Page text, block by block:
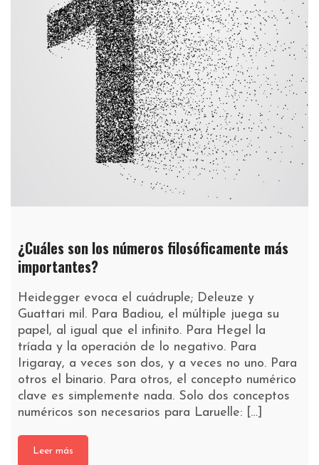
¿Cuáles son los números filosóficamente más
importantes?
Heidegger evoca el cuádruple; Deleuze y
Guattari mil. Para Badiou, el múltiple juega su
papel, al igual que el infinito. Para Hegel la
tríada y la operación de lo negativo. Para
Irigaray, a veces son dos, y a veces no uno. Para
otros el binario. Para otros, el concepto numérico
clave es simplemente nada. Solo dos conceptos
numéricos son necesarios para Laruelle: […]
Leer más